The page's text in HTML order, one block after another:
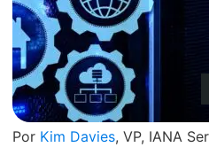
Por Kim Davies, VP, IANA